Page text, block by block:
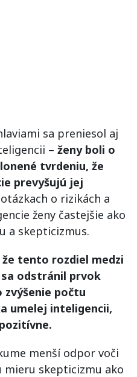
sa preniesol aj
– ženy boli o
tvrdeniu, že
prevyšujú jej
o rizikách a
ženy častejšie ako
a skepticizmus.
tento rozdiel medzi
odstránil prvok
zvýšenie počtu
umelej inteligencii,
menší odpor voči
skepticizmu ako